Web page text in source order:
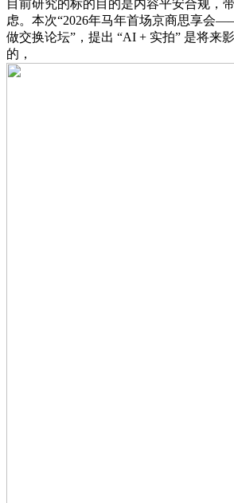
目前研究的标的目的是内容平安合规，
虑。本次“2026年马年首场京商思享会
做交换论坛”，提出 “AI + 实拍” 是将来
的，